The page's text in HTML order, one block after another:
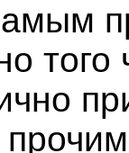
того